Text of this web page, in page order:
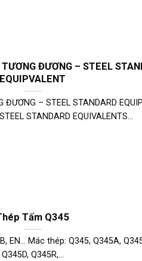
ĐƯƠNG – STEEL
EQUIPVALENT
ĐƯƠNG – STEEL STANDARD
STANDARD EQUIVALENTS...
Tấm Q345
EN… Mác thép: Q345, Q345A,
Q345D, Q345R,...